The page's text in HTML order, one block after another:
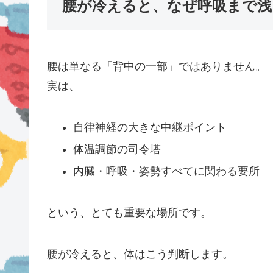
腰が冷えると、なぜ呼吸まで
腰は単なる「背中の一部」ではありません。
実は、
自律神経の大きな中継ポイント
体温調節の司令塔
内臓・呼吸・姿勢すべてに関わる要所
という、とても重要な場所です。
腰が冷えると、体はこう判断します。